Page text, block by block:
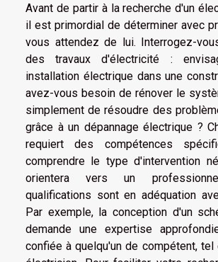
Avant de partir à la recherche d'un
il est primordial de déterminer avec
vous attendez de lui. Interrogez-
des travaux d'électricité :
installation électrique dans une
avez-vous besoin de rénover le
simplement de résoudre des
grâce à un dépannage électrique ?
requiert des compétences
comprendre le type d'intervention
orientera vers un
qualifications sont en adéquation
Par exemple, la conception d'un
demande une expertise
confiée à quelqu'un de compétent, tel